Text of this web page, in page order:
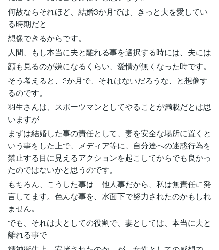
何故ならそれほど、結婚3か月では、きっと夫を愛してい
る時期だと
想像できるからです。
人間、もし本当に夫と離れる事を選択する時には、夫には
顔も見るのが嫌になるくらい、愛情が無くなった時です。
そう考えると、3か月で、それはないだろうな、と想像す
るのです。
羽生さんは、スポーツマンとしてやることが満載だとは思
いますが
まずは結婚した事の責任として、妻を安全な場所に置くと
いう事をした上で、メディア等に、自分達への迷惑行為を
禁止する目に見えるアクションを起こしてからでも良かっ
たのではないかと思うのです。
もちろん、こうした事は 他人事だから、私は無責任に発
言してます。色んな事を、水面下で努力されたのかもしれ
ません。
でも、それは夫としての役割で、妻としては、本当に夫と
離れる事で